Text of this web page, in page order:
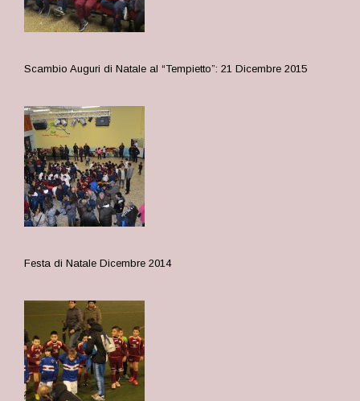
Scambio Auguri di Natale al “Tempietto”: 21 Dicembre 2015
Festa di Natale Dicembre 2014